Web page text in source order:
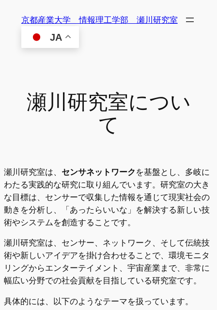
京都産業大学 情報理工学部 瀬川研究室
JA
瀬川研究室につい
て
瀬川研究室は、 センサネットワーク を基盤とし、多岐に
わたる実践的な研究に取り組んでいます。研究室の大き
な目標は、センサーで収集した情報を通じて現実社会の
動きを分析し、「あったらいいな」を解決する新しい技
術やシステムを創造することです。
瀬川研究室は、センサー、ネットワーク、そして伝統技
術や新しいアイデアを掛け合わせることで、環境モニタ
リングからエンターテイメント、宇宙産業まで、非常に
幅広い分野での社会貢献を目指している研究室です。
具体的には、以下のようなテーマを扱っています。